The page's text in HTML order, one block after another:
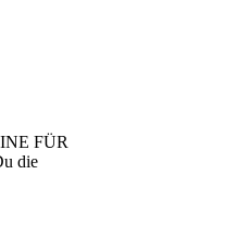
FÜR
die